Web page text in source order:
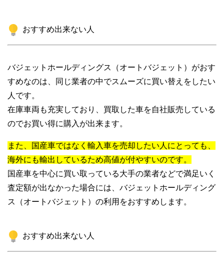
おすすめ出来ない人
バジェットホールディングス（オートバジェット）がおす
すめなのは、同じ業者の中でスムーズに買い替えをしたい
人です。
在庫車両も充実しており、買取した車を自社販売している
のでお買い得に購入が出来ます。
また、国産車ではなく輸入車を売却したい人にとっても、
海外にも輸出しているため高値が付やすいのです。
国産車を中心に買い取っている大手の業者などで満足いく
査定額が出なかった場合には、バジェットホールディング
ス（オートバジェット）の利用をおすすめします。
おすすめ出来ない人